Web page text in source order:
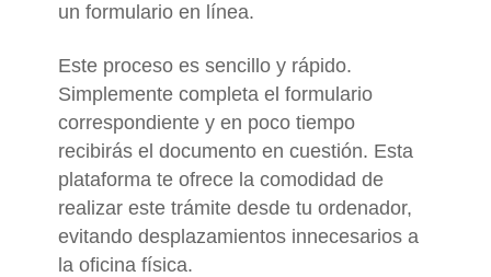
un formulario en línea.
Este proceso es sencillo y rápido.
Simplemente completa el formulario
correspondiente y en poco tiempo
recibirás el documento en cuestión. Esta
plataforma te ofrece la comodidad de
realizar este trámite desde tu ordenador,
evitando desplazamientos innecesarios a
la oficina física.